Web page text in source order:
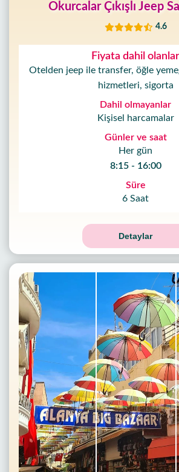
Okurcalar Çıkışlı Jeep
4.6
Fiyata dahil olanlar
Otelden jeep ile transfer, öğle
hizmetleri, sigorta
Dahil olmayanlar
Kişisel harcamalar
Günler ve saat
Her gün
8:15 - 16:00
Süre
6 Saat
Detaylar